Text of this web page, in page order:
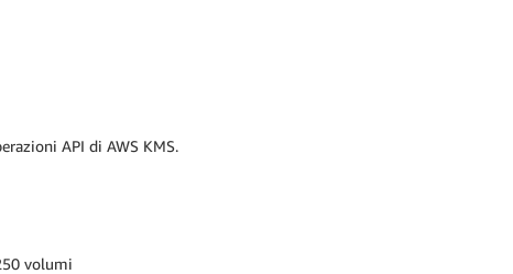
API di AWS KMS.
volumi